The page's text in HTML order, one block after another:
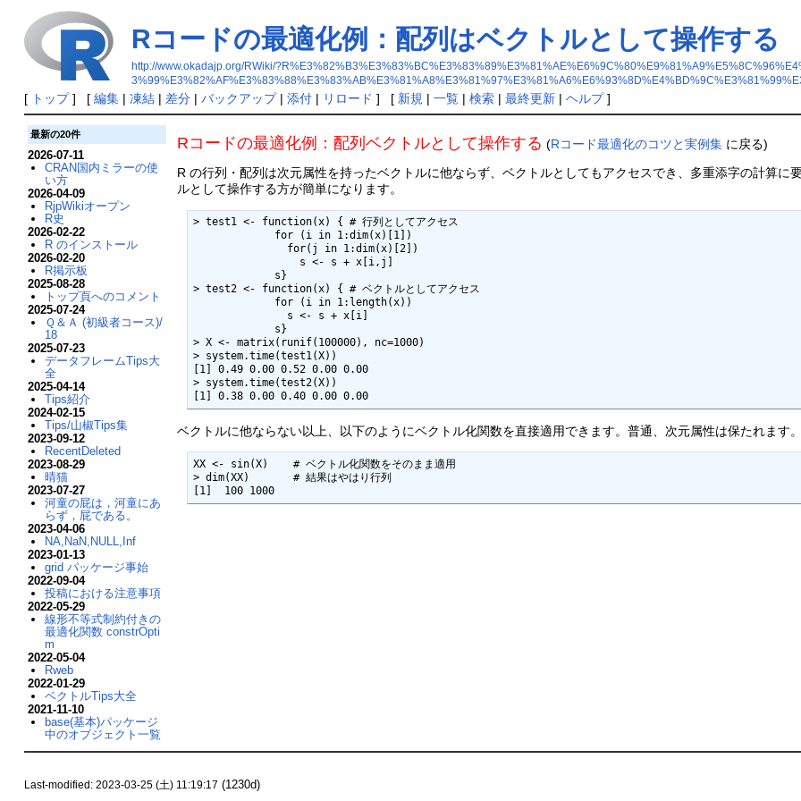
Rコードの最適化例：配列はベクトルとして操作する
http://www.okadajp.org/RWiki/
[ トップ] [ 編集| 凍結| 差分| バックアップ| 添付| リロード ] [ 新規 | 一覧| 検索| 最終更新| ヘルプ]
Rコードの最適化例：配列ベクトルとして操作する (Rコード最適化のコツと実例集に戻る)
R の行列・配列は次元属性を持ったベクトルに他ならず、ベクトルとしてもアクセスでき、多重添字の計算
ルとして操作する方が簡単になります。
> test1 <- function(x) { # 行列としてアクセス
> test2 <- function(x) { # ベクトルとしてアクセス
> X <- matrix(runif(100000), nc=1000)
> system.time(test1(X))
[1] 0.49 0.00 0.52 0.00 0.00
> system.time(test2(X))
[1] 0.38 0.00 0.40 0.00 0.00
ベクトルに他ならない以上、以下のようにベクトル化関数を直接適用できます。普通、次元属性は保たれます
XX <- sin(X)    # ベクトル化関数をそのまま適用
> dim(XX)       # 結果はやはり行列
[1]  100 1000
最新の20件
2026-07-11
CRAN国内ミラーの使
い方
2026-04-09
RjpWikiオープン
R史
2026-02-22
R のインストール
2026-02-20
R掲示板
2025-08-28
トップ頁へのコメント
2025-07-24
Ｑ＆Ａ (初級者コース)/
18
2025-07-23
データフレームTips大
全
2025-04-14
Tips紹介
2024-02-15
Tips/山椒Tips集
2023-09-12
RecentDeleted
2023-08-29
晴猫
2023-07-27
河童の屁は，河童にあ
らず，屁である。
2023-04-06
NA,NaN,NULL,Inf
2023-01-13
grid パッケージ事始
2022-09-04
投稿における注意事項
2022-05-29
線形不等式制約付きの
最適化関数 constrOpti
m
2022-05-04
Rweb
2022-01-29
ベクトルTips大全
2021-11-10
base(基本)パッケージ
中のオブジェクト一覧
Last-modified: 2023-03-25 (土) 11:19:17 (1230d)